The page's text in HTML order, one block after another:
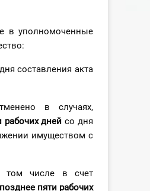
в уполномоченные
составления акта
в случаях,
рабочих дней со дня
имуществом с
том числе в счет
пяти рабочих